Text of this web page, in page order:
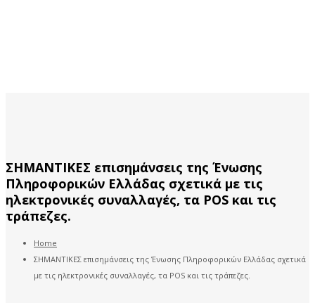
ΣΗΜΑΝΤΙΚΕΣ επισημάνσεις της Ένωσης
Πληροφορικών Ελλάδας σχετικά με τις
ηλεκτρονικές συναλλαγές, τα POS και τις
τράπεζες.
Home
ΣΗΜΑΝΤΙΚΕΣ επισημάνσεις της Ένωσης Πληροφορικών Ελλάδας σχετικά
με τις ηλεκτρονικές συναλλαγές, τα POS και τις τράπεζες.